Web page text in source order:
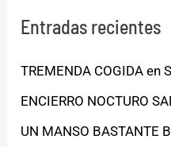
Entradas recientes
TREMENDA COGIDA en
ENCIERRO NOCTURO
UN MANSO BASTANTE